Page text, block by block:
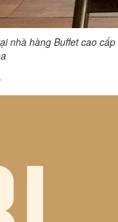
nhà hàng Buffet cao cấp